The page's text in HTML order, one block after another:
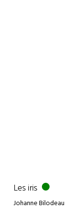
Les iris
Johanne Bilodeau